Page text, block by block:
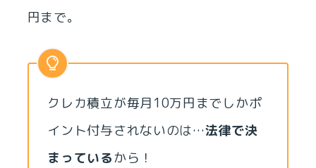
円まで。
クレカ積立が毎月10万円までしかポ
イント付与されないのは…法律で決
まっているから！